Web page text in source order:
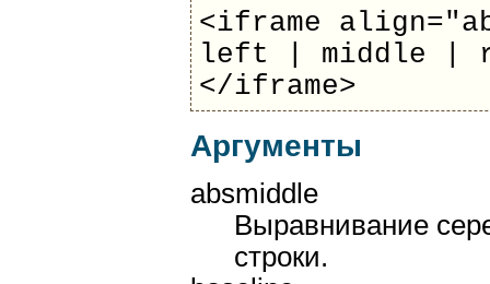
<iframe
left | middle |
</iframe>
Аргументы
absmiddle
Выравнивание
строки.